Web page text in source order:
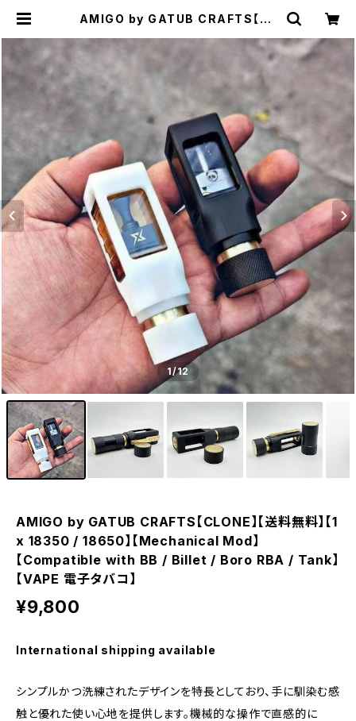
AMIGO by GATUB CRAFTS【CL
50】【Mechanical Mod】【Compa
tible with BB / Billet / Boro RB
A / Tank】【VAPE 電子タバコ】 | C
LONEbums | VAPE RTA RBA R
DA RDTA 電子タバコ シーシャ 水パ
イプ Shisha
1/12
AMIGO by GATUB CRAFTS【CLONE】【送料無料】【1
x 18350 / 18650】【Mechanical Mod】
【Compatible with BB / Billet / Boro RBA / Tank】
【VAPE 電子タバコ】
¥9,800
International shipping available
シンプルかつ洗練されたデザインを特長としており、手に馴染む感
触と優れた使い心地を提供します。機械的な操作で直感的に